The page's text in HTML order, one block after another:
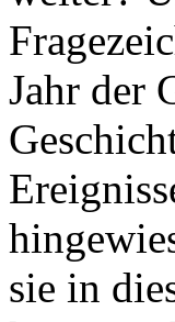
Jahr der
sie in